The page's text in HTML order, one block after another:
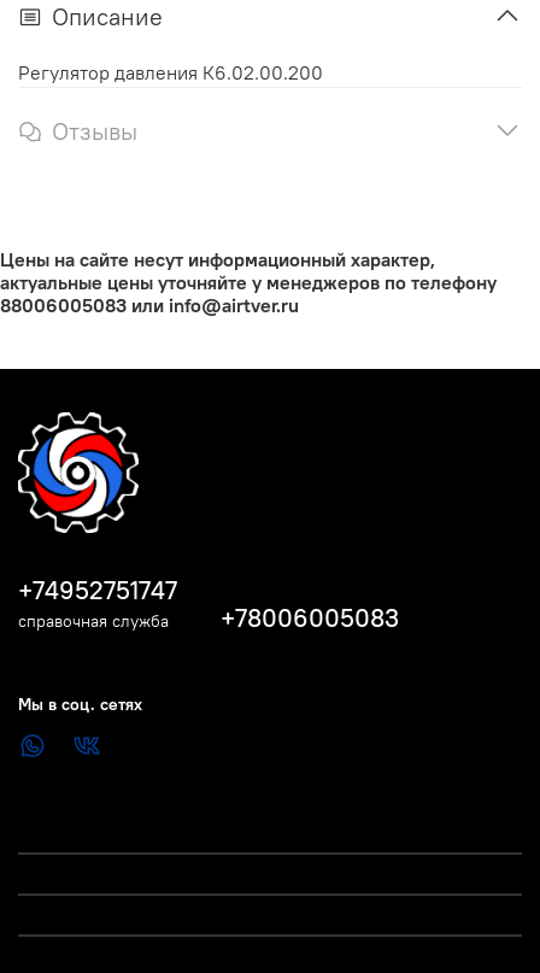
Описание
Регулятор давления К6.02.00.200
Отзывы
Цены на сайте несут информационный характер,
актуальные цены уточняйте у менеджеров по телефону
88006005083 или info@airtver.ru
+74952751747
справочная служба +78006005083
Мы в соц. сетях